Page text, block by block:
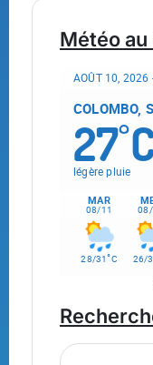
Météo au
AOÛT 10, 2026
COLOMBO,
27°C
légère pluie
MAR
08/11
28/31°C 26/